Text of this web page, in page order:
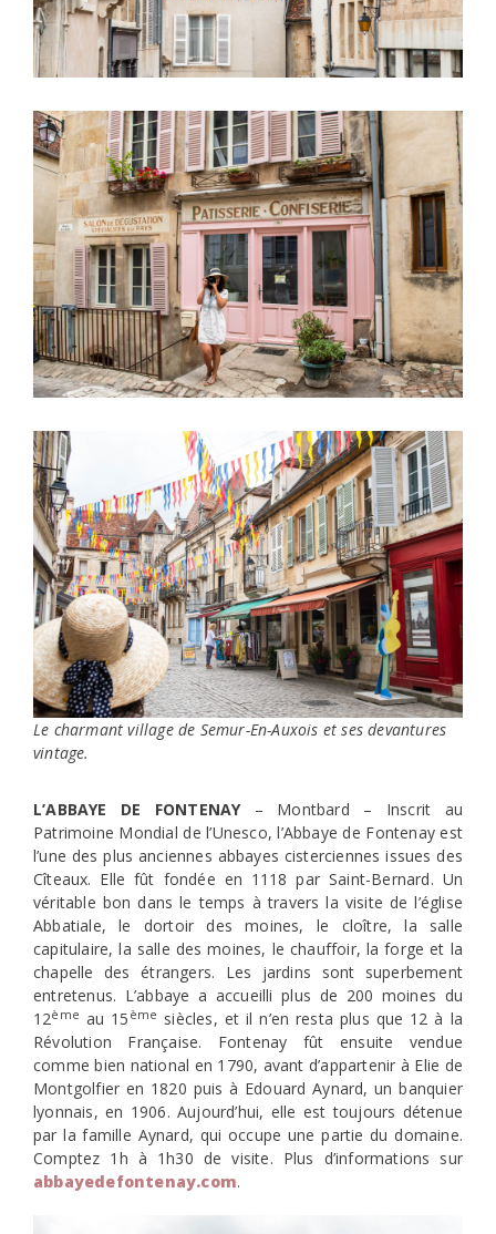
Le charmant village de Semur-En-Auxois et ses devantures
vintage.
L’ABBAYE DE FONTENAY– Montbard – Inscrit au
Patrimoine Mondial de l’Unesco, l’Abbaye de Fontenay est
l’une des plus anciennes abbayes cisterciennes issues des
Cîteaux. Elle fût fondée en 1118 par Saint-Bernard. Un
véritable bon dans le temps à travers la visite de l’église
Abbatiale, le dortoir des moines, le cloître, la salle
capitulaire, la salle des moines, le chauffoir, la forge et la
chapelle des étrangers. Les jardins sont superbement
entretenus. L’abbaye a accueilli plus de 200 moines du
12ème au 15 ème siècles, et il n’en resta plus que 12 à la
Révolution Française. Fontenay fût ensuite vendue
comme bien national en 1790, avant d’appartenir à Elie de
Montgolfier en 1820 puis à Edouard Aynard, un banquier
lyonnais, en 1906. Aujourd’hui, elle est toujours détenue
par la famille Aynard, qui occupe une partie du domaine.
Comptez 1h à 1h30 de visite. Plus d’informations sur
abbayedefontenay.com.